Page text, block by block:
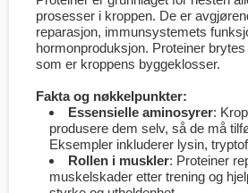
prosesser i kroppen. De er
reparasjon, immunsystemets
hormonproduksjon. Proteiner
som er kroppens byggeklosser.
Fakta og nøkkelpunkter:
Essensielle aminosyrer:
produsere dem selv, så de må
Eksempler inkluderer lysin,
Rollen i muskler: Proteiner
muskelskader etter trening og